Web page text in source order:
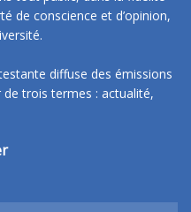
de conscience et d’opinion,
diffuse des émissions
de trois termes : actualité,